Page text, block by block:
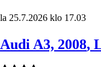
la 25.7.2026 klo 17.03
Audi A3, 2008,